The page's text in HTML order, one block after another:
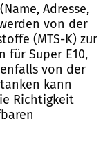
Adresse,
von der
(MTS-K) zur
für Super E10,
von der
kann
Richtigkeit